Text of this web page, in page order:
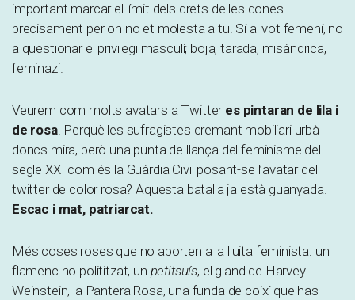
important marcar el límit dels drets de les dones
precisament per on no et molesta a tu. Sí al vot femení, no
a qüestionar el privilegi masculí; boja, tarada, misàndrica,
feminazi.
Veurem com molts avatars a Twitter es pintaran de lila i
de rosa. Perquè les sufragistes cremant mobiliari urbà
doncs mira, però una punta de llança del feminisme del
segle XXI com és la Guàrdia Civil posant-se l’avatar del
twitter de color rosa? Aquesta batalla ja està guanyada.
Escac i mat, patriarcat.
Més coses roses que no aporten a la lluita feminista: un
flamenc no polititzat, un petitsuís, el gland de Harvey
Weinstein, la Pantera Rosa, una funda de coixí que has